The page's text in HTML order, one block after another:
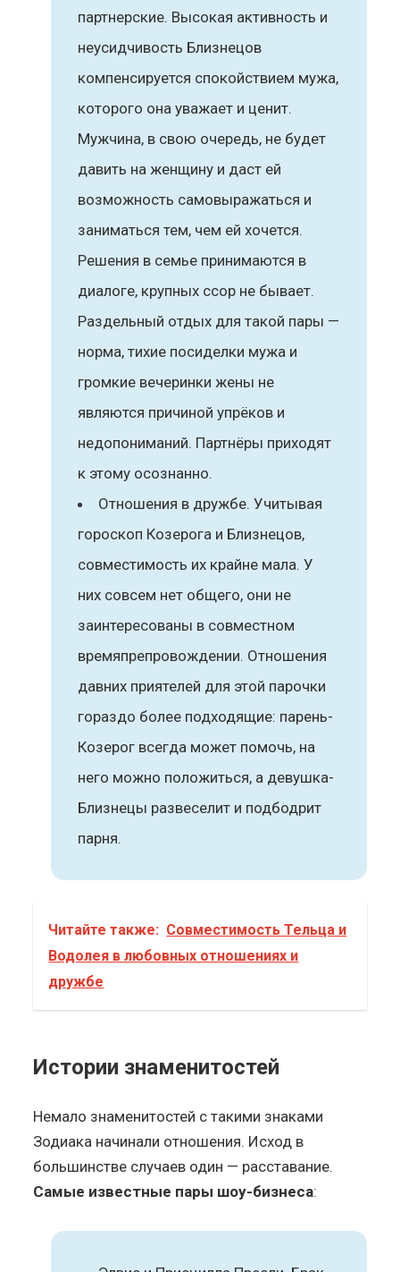
партнерские. Высокая активность и
неусидчивость Близнецов
компенсируется спокойствием мужа,
которого она уважает и ценит.
Мужчина, в свою очередь, не будет
давить на женщину и даст ей
возможность самовыражаться и
заниматься тем, чем ей хочется.
Решения в семье принимаются в
диалоге, крупных ссор не бывает.
Раздельный отдых для такой пары —
норма, тихие посиделки мужа и
громкие вечеринки жены не
являются причиной упрёков и
недопониманий. Партнёры приходят
к этому осознанно.
Отношения в дружбе. Учитывая
гороскоп Козерога и Близнецов,
совместимость их крайне мала. У
них совсем нет общего, они не
заинтересованы в совместном
времяпрепровождении. Отношения
давних приятелей для этой парочки
гораздо более подходящие: парень-
Козерог всегда может помочь, на
него можно положиться, а девушка-
Близнецы развеселит и подбодрит
парня.
Читайте также: Совместимость Тельца и
Водолея в любовных отношениях и
дружбе
Истории знаменитостей
Немало знаменитостей с такими знаками
Зодиака начинали отношения. Исход в
большинстве случаев один — расставание.
Самые известные пары шоу-бизнеса: